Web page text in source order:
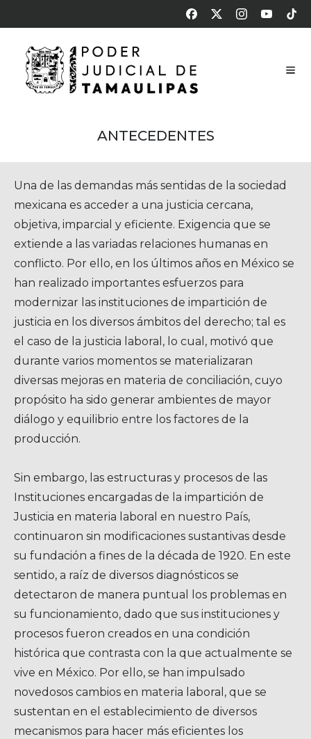
ANTECEDENTES
Una de las demandas más sentidas de la sociedad
mexicana es acceder a una justicia cercana,
objetiva, imparcial y eficiente. Exigencia que se
extiende a las variadas relaciones humanas en
conflicto. Por ello, en los últimos años en México se
han realizado importantes esfuerzos para
modernizar las instituciones de impartición de
justicia en los diversos ámbitos del derecho; tal es
el caso de la justicia laboral, lo cual, motivó que
durante varios momentos se materializaran
diversas mejoras en materia de conciliación, cuyo
propósito ha sido generar ambientes de mayor
diálogo y equilibrio entre los factores de la
producción.
Sin embargo, las estructuras y procesos de las
Instituciones encargadas de la impartición de
Justicia en materia laboral en nuestro País,
continuaron sin modificaciones sustantivas desde
su fundación a fines de la década de 1920. En este
sentido, a raíz de diversos diagnósticos se
detectaron de manera puntual los problemas en
su funcionamiento, dado que sus instituciones y
procesos fueron creados en una condición
histórica que contrasta con la que actualmente se
vive en México. Por ello, se han impulsado
novedosos cambios en materia laboral, que se
sustentan en el establecimiento de diversos
mecanismos para hacer más eficientes los